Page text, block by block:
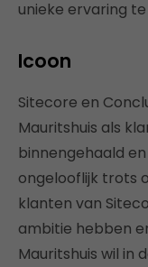
unieke ervaring
Icoon
Sitecore en
Mauritshuis als
binnengehaald
ongelooflijk trots
klanten van
ambitie hebben
Mauritshuis wil in